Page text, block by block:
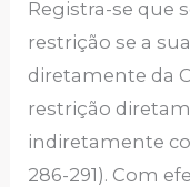
Registra-se que
restrição se a
diretamente da
restrição
indiretamente
286-291). Com